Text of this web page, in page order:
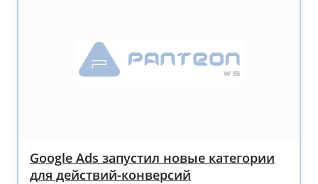
Google Ads запустил новые категории
для действий-конверсий